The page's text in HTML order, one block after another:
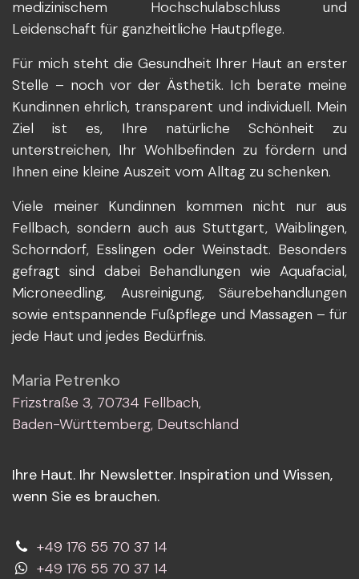
medizinischem Hochschulabschluss und
Leidenschaft für ganzheitliche Hautpflege.
Für mich steht die Gesundheit Ihrer Haut an erster
Stelle – noch vor der Ästhetik. Ich berate meine
Kundinnen ehrlich, transparent und individuell. Mein
Ziel ist es, Ihre natürliche Schönheit zu
unterstreichen, Ihr Wohlbefinden zu fördern und
Ihnen eine kleine Auszeit vom Alltag zu schenken.
Viele meiner Kundinnen kommen nicht nur aus
Fellbach, sondern auch aus Stuttgart, Waiblingen,
Schorndorf, Esslingen oder Weinstadt. Besonders
gefragt sind dabei Behandlungen wie Aquafacial,
Microneedling, Ausreinigung, Säurebehandlungen
sowie entspannende Fußpflege und Massagen – für
jede Haut und jedes Bedürfnis.
Maria Petrenko
Frizstraße 3, 70734 Fellbach,
Baden-Württemberg, Deutschland
Ihre Haut. Ihr Newsletter. Inspiration und Wissen,
wenn Sie es brauchen.
+49 176 55 70 37 14
+49 176 55 70 37 14